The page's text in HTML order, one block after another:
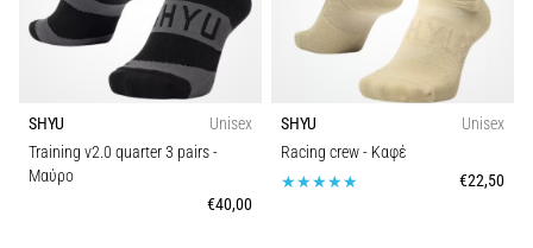
Γόνατο
Αίτια,
Αντιμετώπιση
και
Εφαρμογή
Λειτουργία
Αθλητισμός
SHYU
Unisex
Training v2.0 quarter 3 pairs-
Μαύρο
€40,00
SHYU
Unisex
Racing crew- Καφέ
€22,50